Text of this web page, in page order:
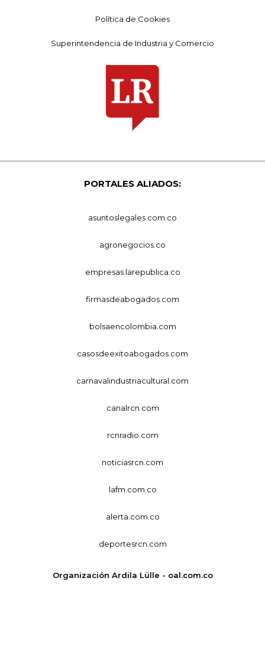
Política de Cookies
Superintendencia de Industria y Comercio
PORTALES ALIADOS:
asuntoslegales.com.co
agronegocios.co
empresas.larepublica.co
firmasdeabogados.com
bolsaencolombia.com
casosdeexitoabogados.com
carnavalindustriacultural.com
canalrcn.com
rcnradio.com
noticiasrcn.com
lafm.com.co
alerta.com.co
deportesrcn.com
Organización Ardila Lülle - oal.com.co